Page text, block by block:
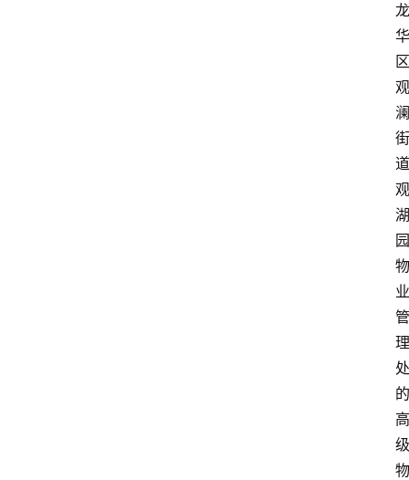
龙
华
区
观
澜
街
道
观
湖
园
物
业
管
理
处
的
高
级
物